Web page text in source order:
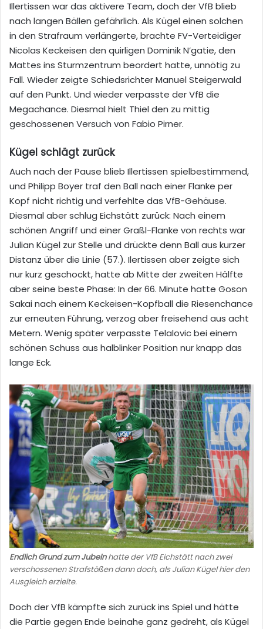
Illertissen war das aktivere Team, doch der VfB blieb
nach langen Bällen gefährlich. Als Kügel einen solchen
in den Strafraum verlängerte, brachte FV-Verteidiger
Nicolas Keckeisen den quirligen Dominik N’gatie, den
Mattes ins Sturmzentrum beordert hatte, unnötig zu
Fall. Wieder zeigte Schiedsrichter Manuel Steigerwald
auf den Punkt. Und wieder verpasste der VfB die
Megachance. Diesmal hielt Thiel den zu mittig
geschossenen Versuch von Fabio Pirner.
Kügel schlägt zurück
Auch nach der Pause blieb Illertissen spielbestimmend,
und Philipp Boyer traf den Ball nach einer Flanke per
Kopf nicht richtig und verfehlte das VfB-Gehäuse.
Diesmal aber schlug Eichstätt zurück: Nach einem
schönen Angriff und einer Graßl-Flanke von rechts war
Julian Kügel zur Stelle und drückte denn Ball aus kurzer
Distanz über die Linie (57.). Ilertissen aber zeigte sich
nur kurz geschockt, hatte ab Mitte der zweiten Hälfte
aber seine beste Phase: In der 66. Minute hatte Goson
Sakai nach einem Keckeisen-Kopfball die Riesenchance
zur erneuten Führung, verzog aber freisehend aus acht
Metern. Wenig später verpasste Telalovic bei einem
schönen Schuss aus halblinker Position nur knapp das
lange Eck.
Endlich Grund zum Jubelnhatte der VfB Eichstätt nach zwei
verschossenen Strafstößen dann doch, als Julian Kügel hier den
Ausgleich erzielte.
Doch der VfB kämpfte sich zurück ins Spiel und hätte
die Partie gegen Ende beinahe ganz gedreht, als Kügel